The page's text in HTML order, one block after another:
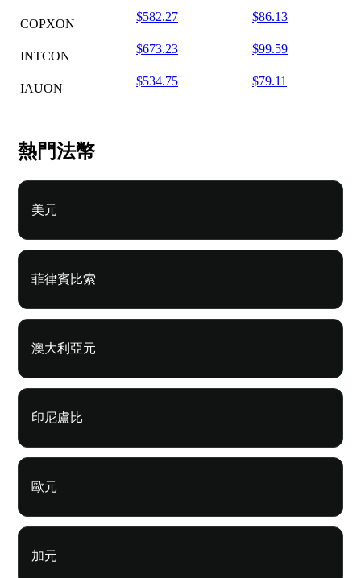
COPXON
$582.27 $86.13
INTCON
$673.23 $99.59
IAUON
$534.75 $79.11
熱門法幣
美元
菲律賓比索
澳大利亞元
印尼盧比
歐元
加元